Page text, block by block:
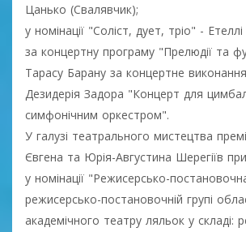
Цанько (Свалявчик);
у номінації "Соліст, дует, тріо" -
за концертну програму "Прелюдії та
Тарасу Барану за концертне
Дезидерія Задора "Концерт для
симфонічним оркестром".
У галузі театрального мистецтва
Євгена та Юрія-Августина Шерегіїв
у номінації "Режисерсько-
режисерсько-постановочній групі
академічного театру ляльок у складі: